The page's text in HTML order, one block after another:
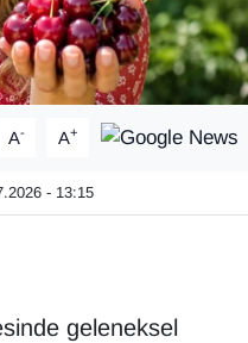
A- A+
- 13:15
geleneksel